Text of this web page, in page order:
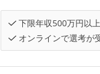
下限年収500万円以上
オンラインで選考が